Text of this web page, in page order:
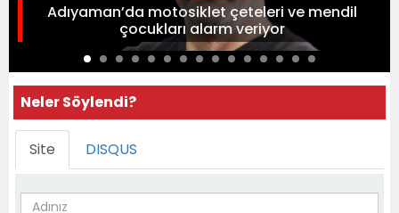
Adıyaman’da motosiklet çeteleri ve mendil
çocukları alarm veriyor
Neler Söylendi?
Site DISQUS